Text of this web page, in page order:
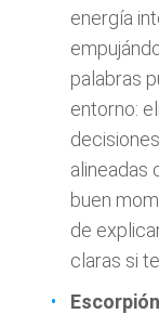
energía
palabras
entorno:
alineadas
buen
de
claras si
Escorpión